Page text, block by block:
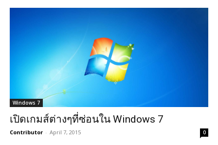
Windows 7
เปิดเกมส์ต่างๆที่ซ่อนใน Windows 7
Contributor - April 7, 2015 0